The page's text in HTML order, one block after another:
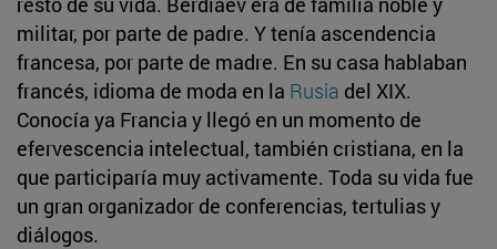
militar, por parte de padre. Y tenía ascendencia
francesa, por parte de madre. En su casa hablaban
francés, idioma de moda en la Rusia del XIX.
Conocía ya Francia y llegó en un momento de
efervescencia intelectual, también cristiana, en la
que participaría muy activamente. Toda su vida fue
un gran organizador de conferencias, tertulias y
diálogos.